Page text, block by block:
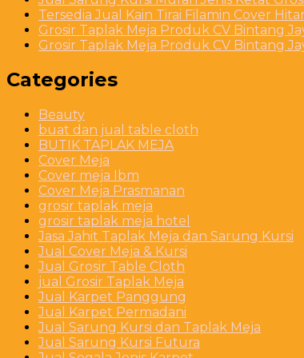
Tersedia Jual Kain Tirai Filamin Cover
Grosir Taplak Meja Produk CV Bintang
Grosir Taplak Meja Produk CV Bintang
Categories
Beauty
buat dan jual table cloth
BUTIK TAPLAK MEJA
Cover Meja
Cover meja Ibm
Cover Meja Prasmanan
grosir taplak meja
grosir taplak meja hotel
Jasa Jahit Taplak Meja dan Sarung Kursi
Jual Cover Meja & Kursi
Jual Grosir Table Cloth
jual Grosir Taplak Meja
Jual Karpet Panggung
Jual Karpet Permadani
Jual Sarung Kursi dan Taplak Meja
Jual Sarung Kursi Futura